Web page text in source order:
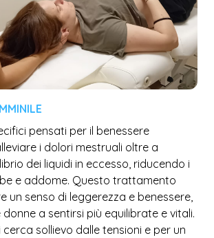
pensati per il benessere
i dolori mestruali oltre a
dei liquidi in eccesso, riducendo i
e addome. Questo trattamento
un senso di leggerezza e benessere,
a sentirsi più equilibrate e vitali.
sollievo dalle tensioni e per un